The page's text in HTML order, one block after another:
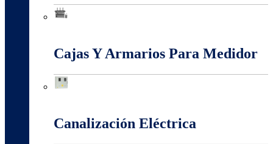
Cajas Y Armarios Para Medidor
Canalización Eléctrica